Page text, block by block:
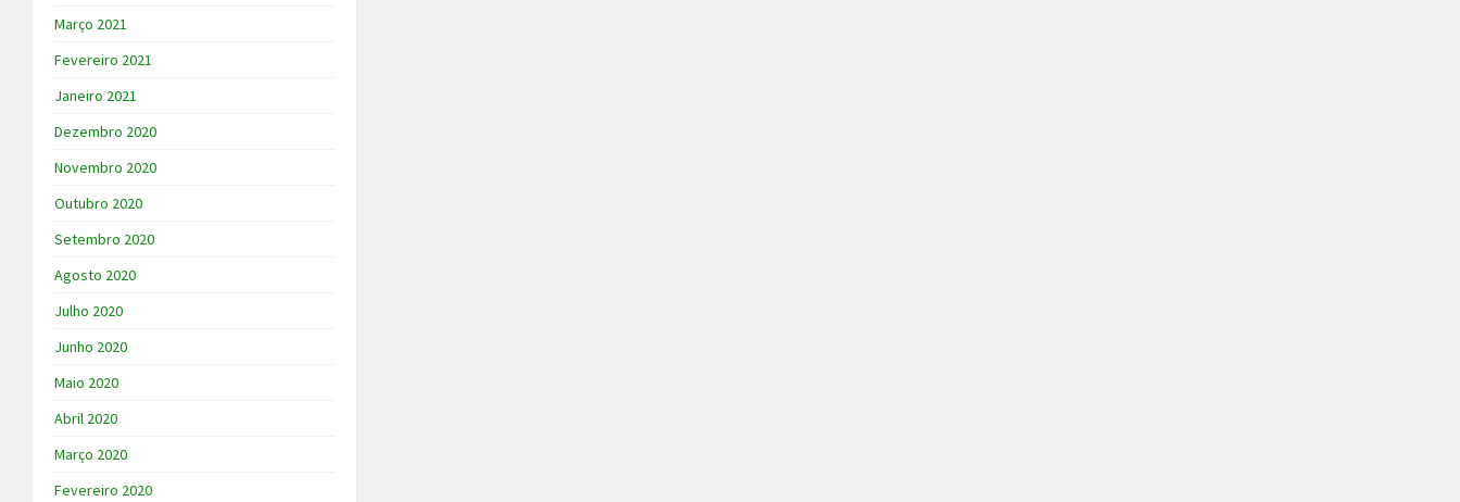
Março 2021
Fevereiro 2021
Janeiro 2021
Dezembro 2020
Novembro 2020
Outubro 2020
Setembro 2020
Agosto 2020
Julho 2020
Junho 2020
Maio 2020
Abril 2020
Março 2020
Fevereiro 2020